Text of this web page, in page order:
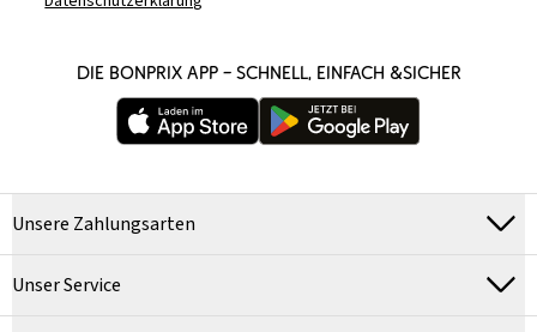
DIE BONPRIX APP – SCHNELL, EINFACH &SICHER
Unsere Zahlungsarten
Unser Service